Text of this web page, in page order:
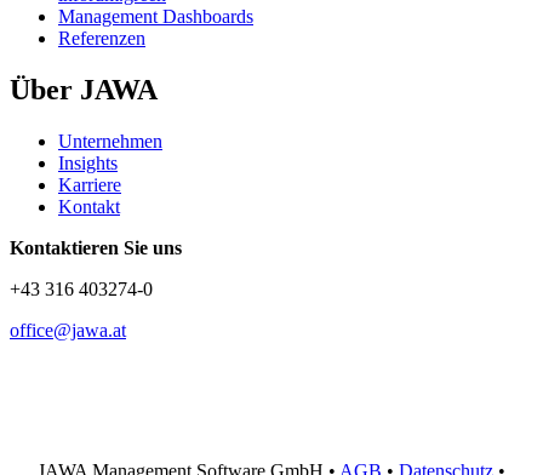
Management Dashboards
Referenzen
Über JAWA
Unternehmen
Insights
Karriere
Kontakt
Kontaktieren Sie uns
+43 316 403274-0
office@jawa.at
JAWA Management Software GmbH • AGB • Datenschutz •